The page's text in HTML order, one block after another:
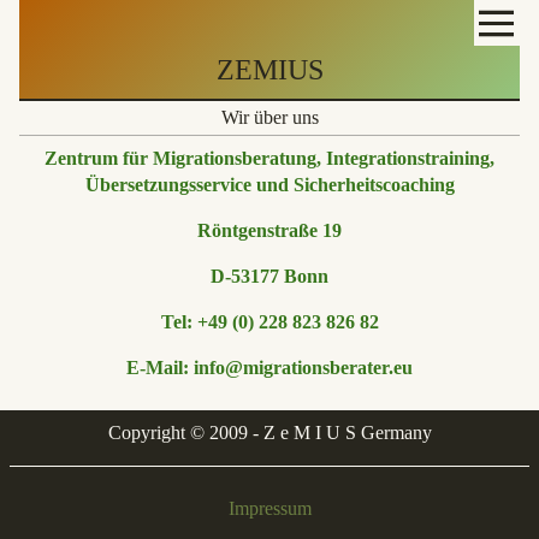
ZEMIUS
Wir über uns
Zentrum für Migrationsberatung, Integrationstraining,
Übersetzungsservice und Sicherheitscoaching
Röntgenstraße 19
D-53177 Bonn
Tel: +49 (0) 228 823 826 82
E-Mail: info@migrationsberater.eu
Copyright © 2009 - Z e M I U S Germany
Impressum